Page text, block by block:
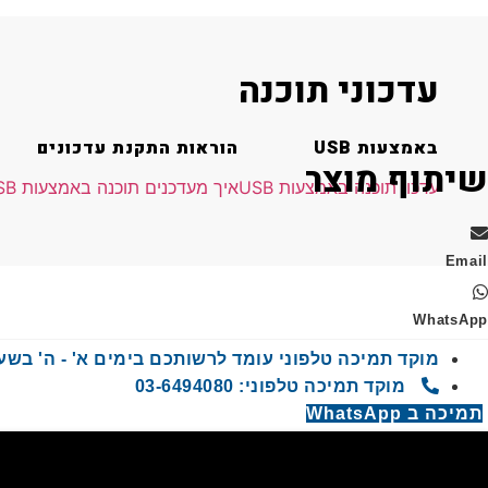
שיתוף מוצר
Email
WhatsApp
עדכוני תוכנה
באמצעות USB
עדכון תוכנה באמצעות USB
הוראות התקנת עדכונים
איך מעדכנים תוכנה באמצעות USB
מוקד תמיכה טלפוני עומד לרשותכם בימים א' - ה' בשעות 9:00 -
מוקד תמיכה טלפוני: 03-6494080
תמיכה ב WhatsApp